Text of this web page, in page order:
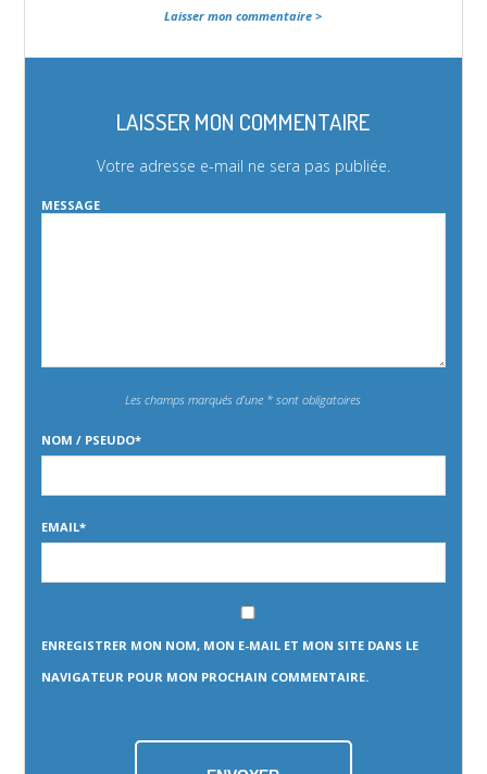
Laisser mon commentaire >
LAISSER MON COMMENTAIRE
Votre adresse e-mail ne sera pas publiée.
MESSAGE
Les champs marqués d’une * sont obligatoires
NOM / PSEUDO*
EMAIL*
ENREGISTRER MON NOM, MON E-MAIL ET MON SITE DANS LE
NAVIGATEUR POUR MON PROCHAIN COMMENTAIRE.